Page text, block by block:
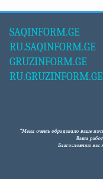
SAQINFORM.GE
RU.SAQINFORM.GE
GRUZINFORM.GE
RU.GRUZINFORM.GE